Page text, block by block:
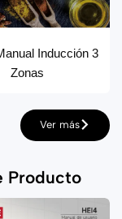
Inducción 3
Zonas
Ver más
Producto